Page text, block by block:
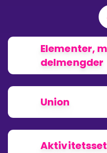
Elementer,
delmengder
Union